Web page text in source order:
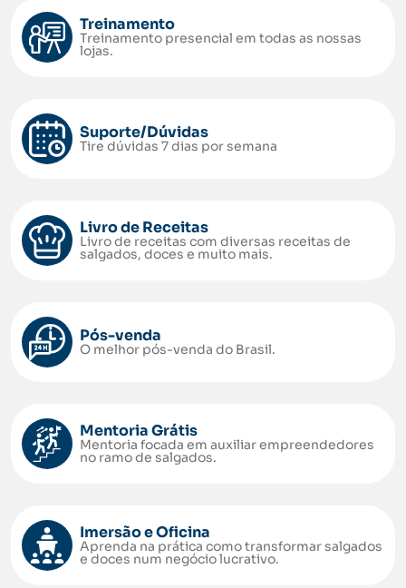
Treinamento
Treinamento presencial em todas as nossas
lojas.
Suporte/Dúvidas
Tire dúvidas 7 dias por semana
Livro de Receitas
Livro de receitas com diversas receitas de
salgados, doces e muito mais.
Pós-venda
O melhor pós-venda do Brasil.
Mentoria Grátis
Mentoria focada em auxiliar empreendedores
no ramo de salgados.
Imersão e Oficina
Aprenda na prática como transformar salgados
e doces num negócio lucrativo.